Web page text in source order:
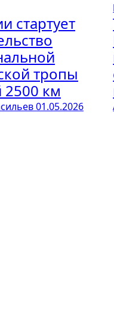
стартует
тропы
км
01.05.2026